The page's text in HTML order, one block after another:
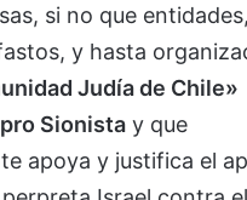
si no que entidades,
y hasta
Judía de Chile»
Sionista y que
apoya y justifica el